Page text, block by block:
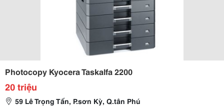
Photocopy Kyocera Taskalfa 2200
20 triệu
59 Lê Trọng Tấn, P.sơn Kỳ, Q.tân Phú